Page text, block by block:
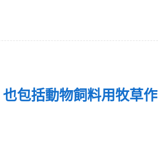
包括動物飼料用牧草作